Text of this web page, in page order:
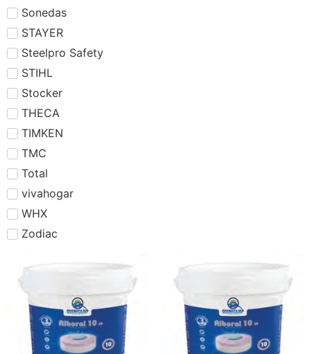
Sonedas
STAYER
Steelpro Safety
STIHL
Stocker
THECA
TIMKEN
TMC
Total
vivahogar
WHX
Zodiac